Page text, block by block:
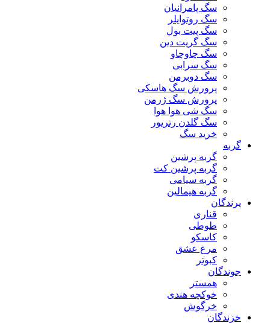
سگ پامرانیان
سگ روتوایلر
سگ پیت بول
سگ گریت دین
سگ چاوچاو
سگ سرابی
سگ دوبرمن
پرورش سگ هاسکی
پرورش سگ ژرمن
سگ شی هوا هوا
سگ گلدن رتریور
خرید سگ
گربه
گربه پرشین
گربه پرشین کت
گربه سیامی
گربه هیمالین
پرندگان
قناری
طوطی
کاسکو
مرغ عشق
کبوتر
جوندگان
همستر
خوکچه هندی
خرگوش
خزندگان